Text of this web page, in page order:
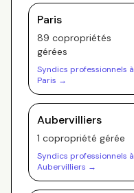
Paris
89 copropriétés
gérées
Syndics professionnels à
Paris →
Aubervilliers
1 copropriété gérée
Syndics professionnels à
Aubervilliers →